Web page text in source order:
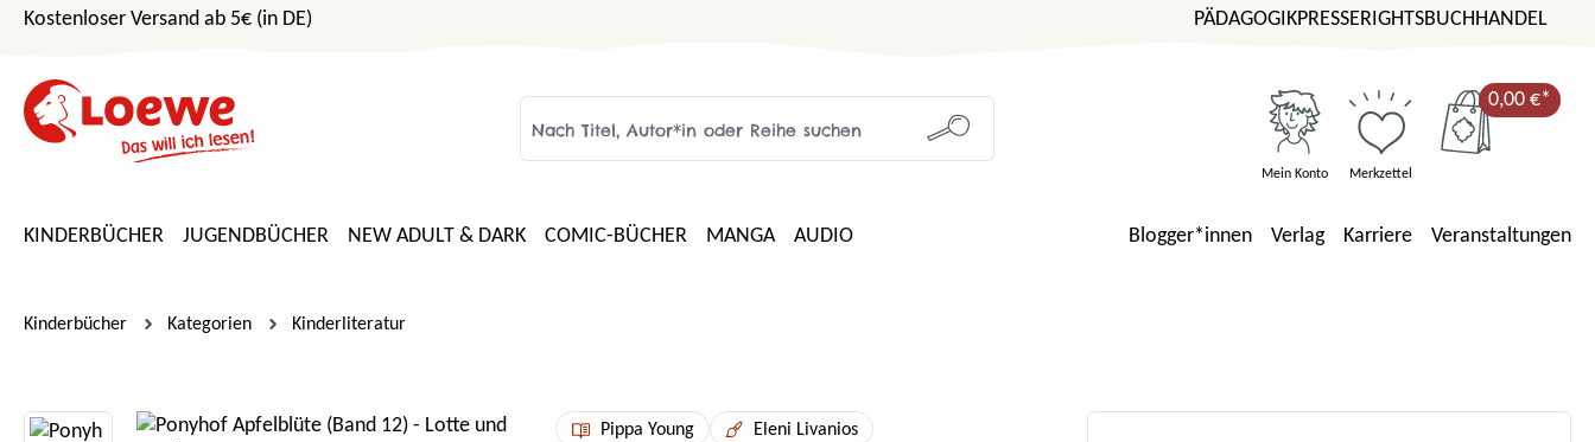
Hauptinhalt springen
Zur Suche springen
Zur Hauptnavigation springen
Kostenloser Versand ab 5€ (in DE) PÄDAGOGIKPRESSERIGHTSBUCHHANDEL
Mein Konto Merkzettel
0,00 €*
KINDERBÜCHER JUGENDBÜCHER NEW ADULT & DARK COMIC-BÜCHER MANGA AUDIO Blogger*innen Verlag Karriere Veranstaltungen
Kinderbücher Kategorien Kinderliteratur
Bildergalerie überspringen Pippa Young
Eleni Livanios